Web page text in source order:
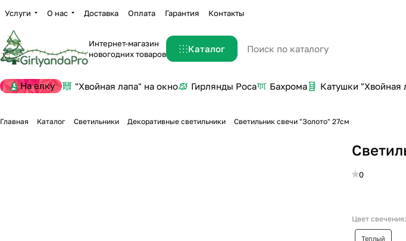
Услуги О нас Доставка Оплата Гарантия Контакты
Интернет-магазин
новогодних товаров
Каталог
На елку "Хвойная лапа" на окно Гирлянды Роса Бахрома Катушки "Хвойная
Главная Каталог Светильники Декоративные светильники Cветильник свечи "Золото" 27см
0
Цвет свечения:
Теплый